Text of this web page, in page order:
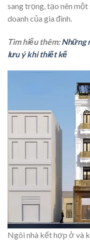
sang trọng, tạo nên
doanh của gia đình.
Tìm hiểu thêm:Những
lưu ý khi thiết kế
Ngôi nhà kết hợp ở và